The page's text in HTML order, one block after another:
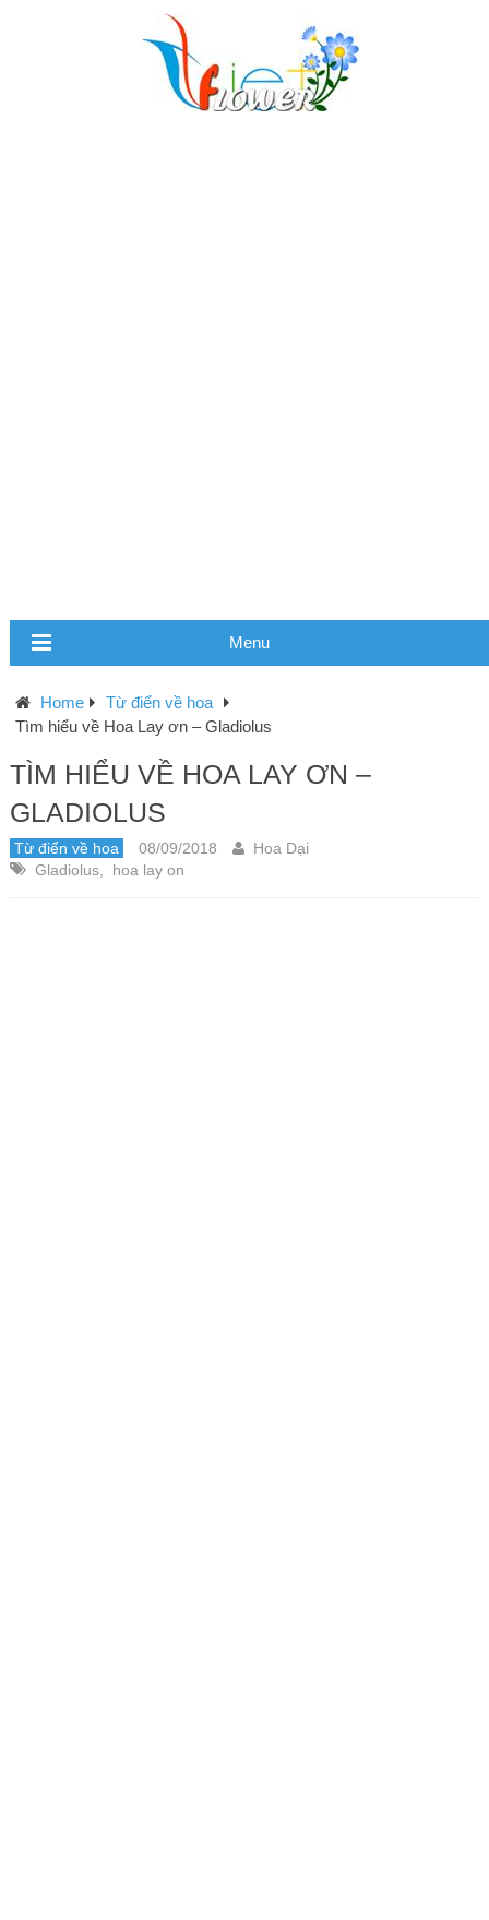
Menu
Home
Từ điển về hoa
Tìm hiểu về Hoa Lay ơn – Gladiolus
TÌM HIỂU VỀ HOA LAY ƠN –
GLADIOLUS
Từ điển về hoa 08/09/2018
Hoa Dại
Gladiolus, hoa lay on